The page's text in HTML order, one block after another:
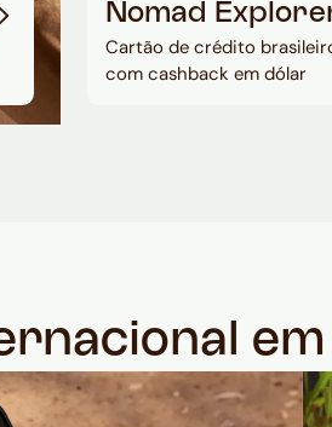
Nomad
Cartão de crédito
com cashback em dólar